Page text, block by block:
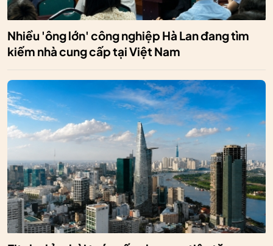
Nhiều 'ông lớn' công nghiệp Hà Lan đang tìm
kiếm nhà cung cấp tại Việt Nam